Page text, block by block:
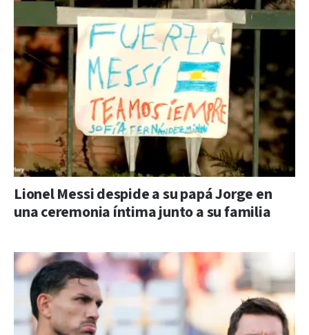
Lionel Messi despide a su papá Jorge en
una ceremonia íntima junto a su familia